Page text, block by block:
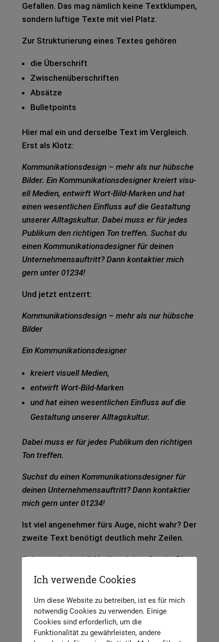
Gefal­len. Das mag näm­lich keine Text­klum­pen,
son­dern luf­ti­ge Texte mit viel Platz.
Zur Struk­tu­rie­rung eines Tex­tes gehö­ren
die Über­schrift
Zwi­schen­über­schrif­ten
Absät­ze
Bul­let­points
Hier mal ein und der­sel­be Text im Ver­gleich.
Erst als Klotz:
Kom­mu­ni­ka­ti­ons­de­sign – mehr als nur hüb­sche
Bil­der. Ein Kom­mu­ni­ka­ti­ons­de­si­gner kre­iert visu­
ell Medi­en, ent­wirft Wort-Bild-Mar­ken und hat
einen wesent­li­chen Ein­fluss auf die Gestal­tung
unse­rer All­tags­kul­tur. Dabei muss er für jedes
Publi­kum den rich­ti­gen Ton tref­fen. Suchst du
einen Kom­mu­ni­ka­ti­ons­de­si­gner für dei­nen
Unter­neh­mens­auf­tritt? Dann kon­tak­tier mich
gern unter 01234!
Und jetzt ent­zerrt:
Kom­mu­ni­ka­ti­ons­de­sign – mehr als nur hüb­sche
Bil­der
Ein Kom­mu­ni­ka­ti­ons­de­si­gner
kre­iert visu­ell Medi­en,
ent­wirft Wort-Bild-Mar­ken
und hat einen wesent­li­chen Ein­fluss auf die
Gestal­tung unse­rer All­tags­kul­tur.
Dabei muss er für jedes Publi­kum den rich­ti­gen
Ton tref­fen.
Suchst du einen Kom­mu­ni­ka­ti­ons­de­si­gner für
dei­nen Unter­neh­mens­auf­tritt? Dann kon­tak­tier
mich gern unter 01234!
Ist viel ange­neh­mer fürs Auge, nicht wahr? Der
zwei­te Text benö­tigt deut­lich mehr Zei­len.
Schau mal, wie­viel Absät­ze ich selbst im Blog
fünf Zei­len.
Prüfe auch mal deine Schrift­grö­ße, wenn du
Texte ver­län­gern willst. Die wird näm­lich häu­
fig zu klein gewählt, was das Lesen erschwert.
Ich verwende Cookies
Um diese Website zu betreiben, ist es für mich
notwendig Cookies zu verwenden. Einige
Cookies sind erforderlich, um die
Funktionalität zu gewährleisten, andere